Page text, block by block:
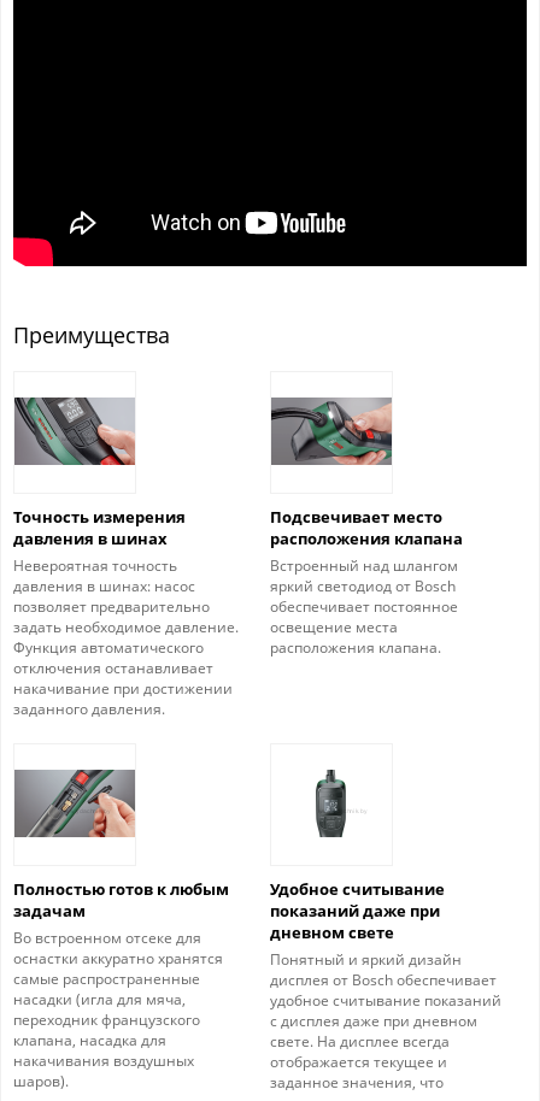
Преимущества
Точность измерения
давления в шинах
Невероятная точность
давления в шинах: насос
позволяет предварительно
задать необходимое давление.
Функция автоматического
отключения останавливает
накачивание при достижении
заданного давления.
Подсвечивает место
расположения клапана
Встроенный над шлангом
яркий светодиод от Bosch
обеспечивает постоянное
освещение места
расположения клапана.
Полностью готов к любым
задачам
Во встроенном отсеке для
оснастки аккуратно хранятся
самые распространенные
насадки (игла для мяча,
переходник французского
клапана, насадка для
накачивания воздушных
шаров).
Удобное считывание
показаний даже при
дневном свете
Понятный и яркий дизайн
дисплея от Bosch обеспечивает
удобное считывание показаний
с дисплея даже при дневном
свете. На дисплее всегда
отображается текущее и
заданное значения, что